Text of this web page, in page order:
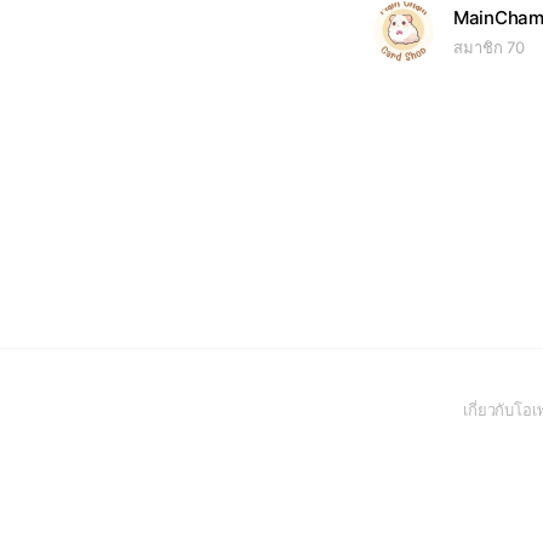
สมาชิก 70
เกี่ยวกับโอ